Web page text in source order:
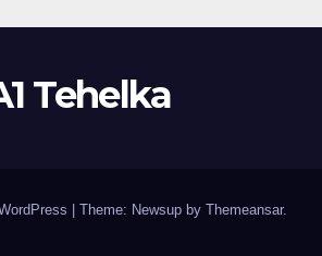
Tehelka
Theme: Newsup by Themeansar.